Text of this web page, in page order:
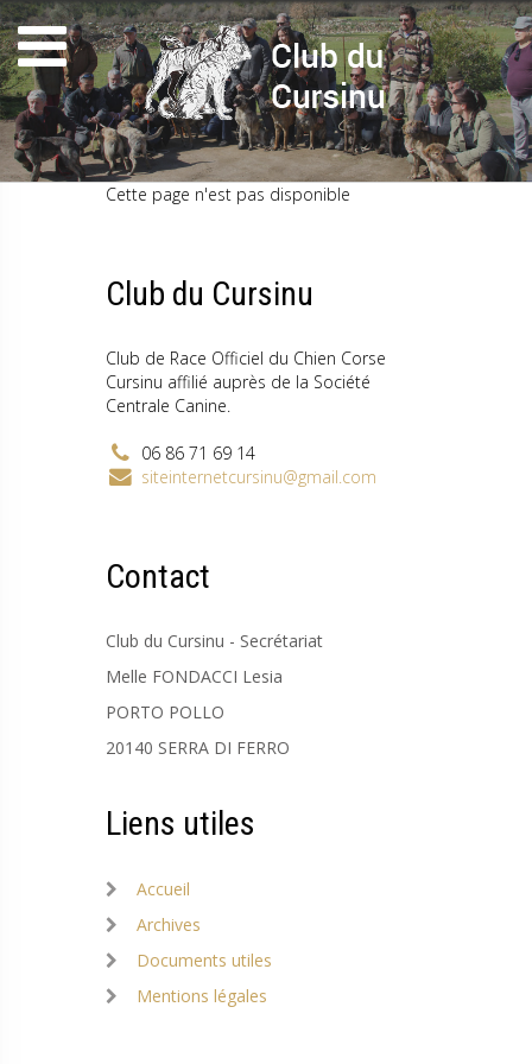
Cette page n'est pas disponible
Club du Cursinu
Club de Race Officiel du Chien Corse
Cursinu affilié auprès de la Société
Centrale Canine.
06 86 71 69 14
siteinternetcursinu@gmail.com
Contact
Club du Cursinu - Secrétariat
Melle FONDACCI Lesia
PORTO POLLO
20140 SERRA DI FERRO
Liens utiles
Accueil
Archives
Documents utiles
Mentions légales